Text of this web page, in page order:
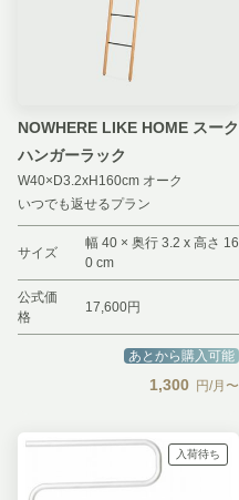
NOWHERE LIKE HOME スーク
ハンガーラック
W40×D3.2xH160cm オーク
いつでも返せるプラン
サイズ
幅 40 × 奥行 3.2 x 高さ 16
0 cm
公式価
格
17,600円
あとから購入可能
1,300 円/月〜
入荷待ち